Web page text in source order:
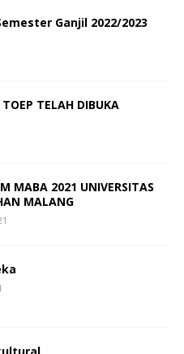
Ganjil 2022/2023
TELAH DIBUKA
MABA 2021 UNIVERSITAS
MALANG